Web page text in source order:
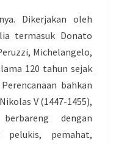
Dikerjakan oleh
termasuk Donato
Michelangelo,
120 tahun sejak
bahkan
V (1447-1455),
dengan
pelukis, pemahat,